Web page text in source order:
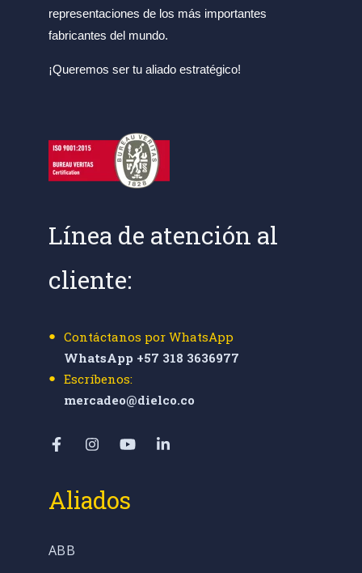
representaciones de los más importantes
fabricantes del mundo.
¡Queremos ser tu aliado estratégico!
Línea de atención al
cliente:
Contáctanos por WhatsApp
WhatsApp +57 318 3636977
Escríbenos:
mercadeo@dielco.co
Aliados
ABB